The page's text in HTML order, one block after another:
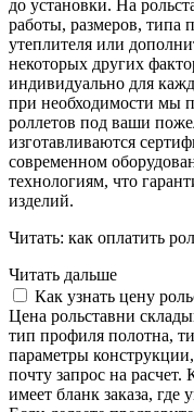
до установки. На
работы, размеров, типа
утеплителя или
некоторых других
индивидуально для
при необходимости мы
роллетов под ваши
изготавливаются
современном
технологиям, что
изделий.
Читать: как оплатить
Читать дальше
Как узнать цену
Цена рольставни
тип профиля полотна,
параметры
почту запрос на
имеет бланк заказа, где